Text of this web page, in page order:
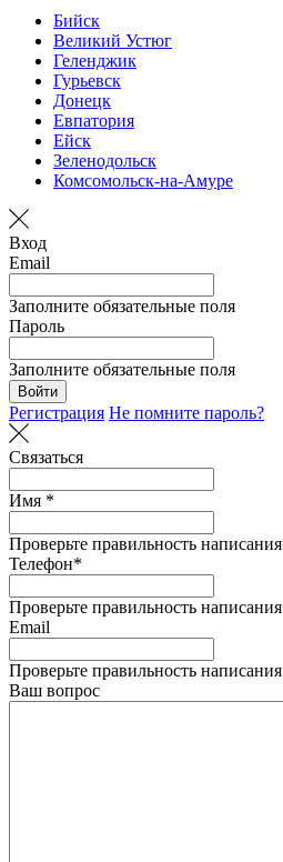
Бийск
Великий Устюг
Геленджик
Гурьевск
Донецк
Евпатория
Ейск
Зеленодольск
Комсомольск-на-Амуре
Вход
Email
Заполните обязательные поля
Пароль
Заполните обязательные поля
Войти
Регистрация Не помните пароль?
Связаться
Имя *
Проверьте правильность написания
Телефон*
Проверьте правильность написания
Email
Проверьте правильность написания
Ваш вопрос